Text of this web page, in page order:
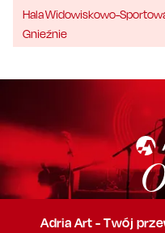
Hala Widowiskowo-
Gnieźnie
Adria Art - Twój